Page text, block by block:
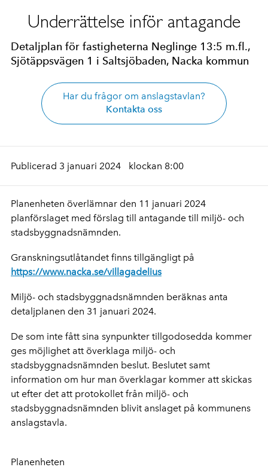
Underrättelse inför antagande
Detaljplan för fastigheterna Neglinge 13:5 m.fl.,
Sjötäppsvägen 1 i Saltsjöbaden, Nacka kommun
Har du frågor om anslagstavlan?
Kontakta oss
Publicerad 3 januari 2024 klockan 8:00
Planenheten överlämnar den 11 januari 2024
planförslaget med förslag till antagande till miljö- och
stadsbyggnadsnämnden.
Granskningsutlåtandet finns tillgängligt på
https://www.nacka.se/villagadelius
Miljö- och stadsbyggnadsnämnden beräknas anta
detaljplanen den 31 januari 2024.
De som inte fått sina synpunkter tillgodosedda kommer
ges möjlighet att överklaga miljö- och
stadsbyggnadsnämnden beslut. Beslutet samt
information om hur man överklagar kommer att skickas
ut efter det att protokollet från miljö- och
stadsbyggnadsnämnden blivit anslaget på kommunens
anslagstavla.
Planenheten